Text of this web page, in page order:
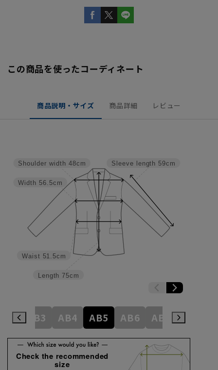
この商品を使ったコーディネート
商品説明・サイズ 商品詳細 レビュー
Sleeve length 59cm
Length 75cm
Waist 51.5cm
Width 56.5cm
Shoulder width 48cm
AB3 AB4 AB5 AB6 AB7
Check the recommended
size